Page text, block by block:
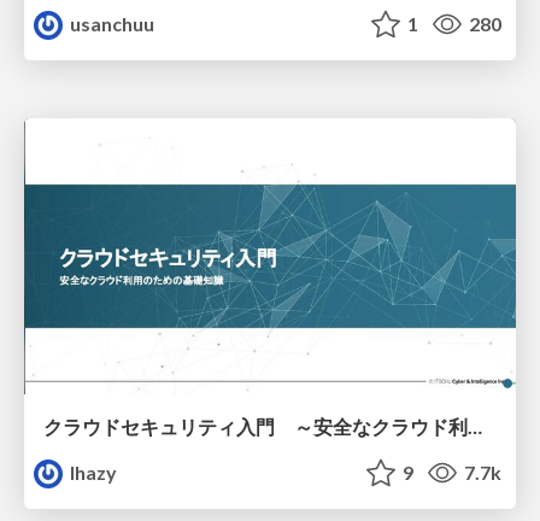
usanchuu
1 280
クラウドセキュリティ入門 ～安全なクラウド利用のための基礎知識～
lhazy
9 7.7k